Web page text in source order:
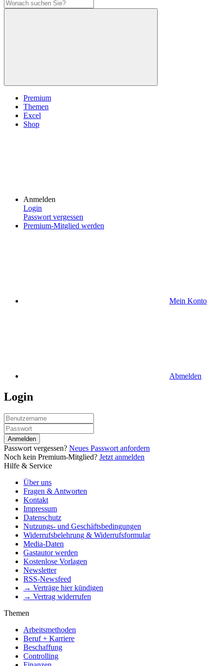
Premium
Themen
Excel
Shop
Anmelden
Login
Passwort vergessen
Premium-Mitglied werden
Mein Konto
Abmelden
Login
Anmelden
Passwort vergessen? Neues Passwort anfordern
Noch kein Premium-Mitglied? Jetzt anmelden
Hilfe & Service
Über uns
Fragen & Antworten
Kontakt
Impressum
Datenschutz
Nutzungs- und Geschäftsbedingungen
Widerrufsbelehrung & Widerrufsformular
Media-Daten
Gastautor werden
Kostenlose Vorlagen
Newsletter
RSS-Newsfeed
→ Verträge hier kündigen
→ Vertrag widerrufen
Themen
Arbeitsmethoden
Beruf + Karriere
Beschaffung
Controlling